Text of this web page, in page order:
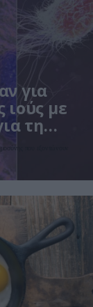
για
με
τη
που εξοντώνουν